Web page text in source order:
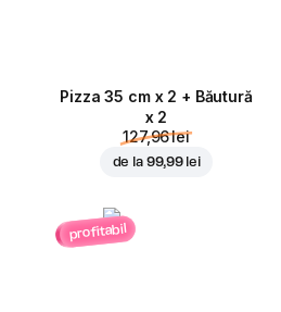
Pizza 35 cm x 2 + Băutură
x 2
127,96 lei
de la 99,99 lei
profitabil